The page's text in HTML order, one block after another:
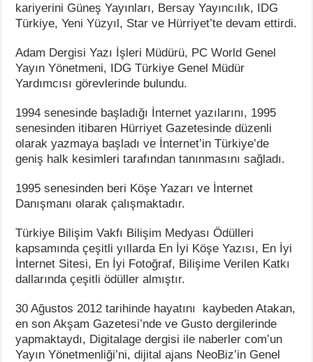
kariyerini Güneş Yayınları, Bersay Yayıncılık, IDG
Türkiye, Yeni Yüzyıl, Star ve Hürriyet’te devam ettirdi.
Adam Dergisi Yazı İşleri Müdürü, PC World Genel
Yayın Yönetmeni, IDG Türkiye Genel Müdür
Yardımcısı görevlerinde bulundu.
1994 senesinde başladığı İnternet yazılarını, 1995
senesinden itibaren Hürriyet Gazetesinde düzenli
olarak yazmaya başladı ve İnternet’in Türkiye’de
geniş halk kesimleri tarafından tanınmasını sağladı.
1995 senesinden beri Köşe Yazarı ve İnternet
Danışmanı olarak çalışmaktadır.
Türkiye Bilişim Vakfı Bilişim Medyası Ödülleri
kapsamında çeşitli yıllarda En İyi Köşe Yazısı, En İyi
İnternet Sitesi, En İyi Fotoğraf, Bilişime Verilen Katkı
dallarında çeşitli ödüller almıştır.
30 Ağustos 2012 tarihinde hayatını kaybeden Atakan,
en son Akşam Gazetesi’nde ve Gusto dergilerinde
yapmaktaydı, Digitalage dergisi ile naberler com’un
Yayın Yönetmenliği’ni, dijital ajans NeoBiz’in Genel